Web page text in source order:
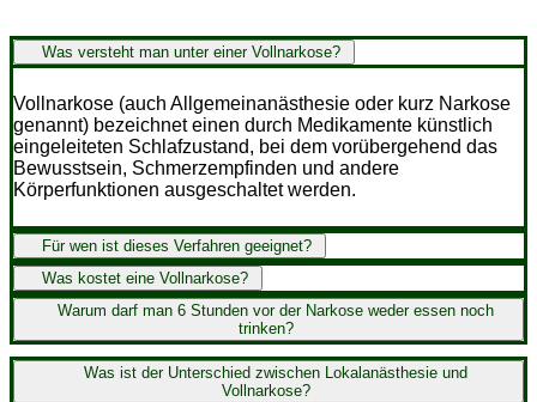
Was versteht man unter einer Vollnarkose?
Vollnarkose (auch Allgemeinanästhesie oder kurz Narkose
genannt) bezeichnet einen durch Medikamente künstlich
eingeleiteten Schlafzustand, bei dem vorübergehend das
Bewusstsein, Schmerzempfinden und andere
Körperfunktionen ausgeschaltet werden.
Für wen ist dieses Verfahren geeignet?
Was kostet eine Vollnarkose?
Warum darf man 6 Stunden vor der Narkose weder essen noch
trinken?
Was ist der Unterschied zwischen Lokalanästhesie und
Vollnarkose?